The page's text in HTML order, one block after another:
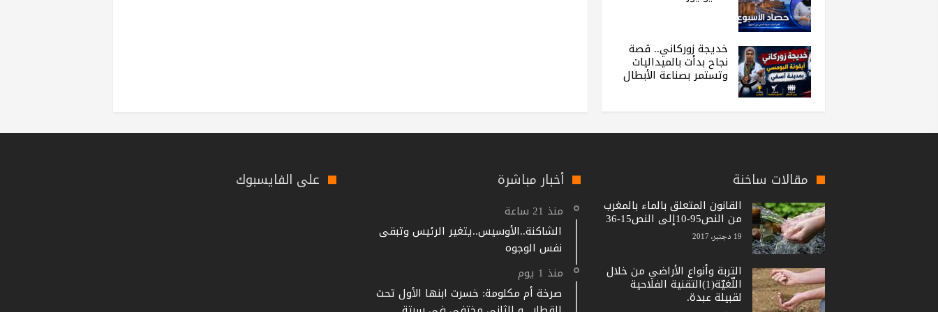
خديجة زوركاني.. قصة
نجاح بدأت بالميداليات
وتستمر بصناعة الأبطال
مقالات ساخنة
القانون المتعلق بالماء بالمغرب
من النص95-10إلى النص15-36
19 دجنبر، 2017
التربة وأنواع الأراضي من خلال
اللّغيّة(1)التقنية الفلاحية
لقبيلة عبدة.
أخبار مباشرة
منذ 21 ساعة
الشاكنة..الأوسيس..يتغير الرئيس وتبقى
نفس الوجوه
منذ 1 يوم
صرخة أم مكلومة: خسرت ابنها الأول تحت
على الفايسبوك